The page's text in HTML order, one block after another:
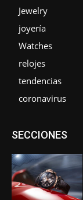
Jewelry
joyería
Watches
relojes
tendencias
coronavirus
SECCIONES
Novedades